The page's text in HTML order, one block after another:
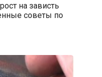
на зависть
советы по